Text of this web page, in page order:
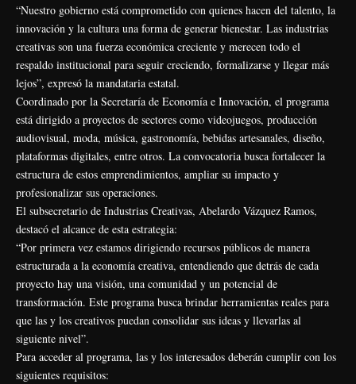
“Nuestro gobierno está comprometido con quienes hacen del talento, la
innovación y la cultura una forma de generar bienestar. Las industrias
creativas son una fuerza económica creciente y merecen todo el
respaldo institucional para seguir creciendo, formalizarse y llegar más
lejos”, expresó la mandataria estatal.
Coordinado por la Secretaría de Economía e Innovación, el programa
está dirigido a proyectos de sectores como videojuegos, producción
audiovisual, moda, música, gastronomía, bebidas artesanales, diseño,
plataformas digitales, entre otros. La convocatoria busca fortalecer la
estructura de estos emprendimientos, ampliar su impacto y
profesionalizar sus operaciones.
El subsecretario de Industrias Creativas, Abelardo Vázquez Ramos,
destacó el alcance de esta estrategia:
“Por primera vez estamos dirigiendo recursos públicos de manera
estructurada a la economía creativa, entendiendo que detrás de cada
proyecto hay una visión, una comunidad y un potencial de
transformación. Este programa busca brindar herramientas reales para
que las y los creativos puedan consolidar sus ideas y llevarlas al
siguiente nivel”.
Para acceder al programa, las y los interesados deberán cumplir con los
siguientes requisitos: